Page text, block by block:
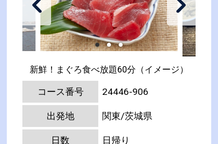
新鮮！まぐろ食べ放題60分（イメージ）
コース番号 24446-906
出発地 関東/茨城県
日数 日帰り